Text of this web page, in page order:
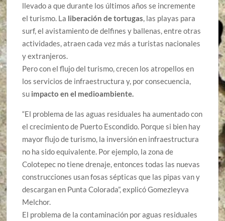
llevado a que durante los últimos años se incremente
el turismo. La liberación de tortugas, las playas para
surf, el avistamiento de delfines y ballenas, entre otras
actividades, atraen cada vez más a turistas nacionales
y extranjeros.
Pero con el flujo del turismo, crecen los atropellos en
los servicios de infraestructura y, por consecuencia,
su impacto en el medioambiente.
“El problema de las aguas residuales ha aumentado con
el crecimiento de Puerto Escondido. Porque si bien hay
mayor flujo de turismo, la inversión en infraestructura
no ha sido equivalente. Por ejemplo, la zona de
Colotepec no tiene drenaje, entonces todas las nuevas
construcciones usan fosas sépticas que las pipas van y
descargan en Punta Colorada”, explicó Gomezleyva
Melchor.
El problema de la contaminación por aguas residuales